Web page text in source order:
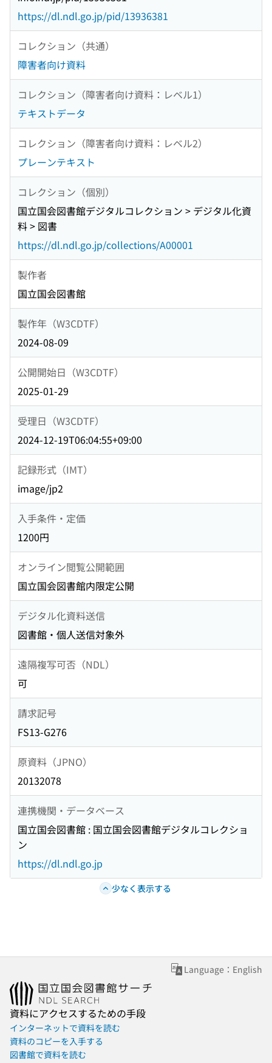
https://dl.ndl.go.jp/pid/13936381
コレクション（共通）
障害者向け資料
コレクション（障害者向け資料：レベル1）
テキストデータ
コレクション（障害者向け資料：レベル2）
プレーンテキスト
コレクション（個別）
国立国会図書館デジタルコレクション > デジタル化資
料 > 図書
https://dl.ndl.go.jp/collections/A00001
製作者
国立国会図書館
製作年（W3CDTF）
2024-08-09
公開開始日（W3CDTF）
2025-01-29
受理日（W3CDTF）
2024-12-19T06:04:55+09:00
記録形式（IMT）
image/jp2
入手条件・定価
1200円
オンライン閲覧公開範囲
国立国会図書館内限定公開
デジタル化資料送信
図書館・個人送信対象外
遠隔複写可否（NDL）
可
請求記号
FS13-G276
原資料（JPNO）
20132078
連携機関・データベース
国立国会図書館 : 国立国会図書館デジタルコレクショ
ン
https://dl.ndl.go.jp
少なく表示する
Language：English
資料にアクセスするための手段
インターネットで資料を読む
資料のコピーを入手する
図書館で資料を読む